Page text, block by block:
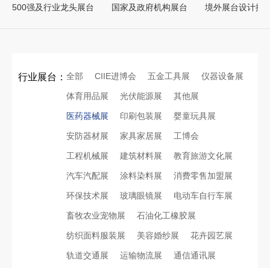
500强及行业龙头展台 国家及政府机构展台 境外展台设计搭
行业展台： 全部 CIIE进博会 五金工具展 仪器设备展
体育用品展 光伏能源展 其他展
医药器械展 印刷包装展 婴童玩具展
安防器材展 家具家居展 工博会
工程机械展 建筑材料展 教育旅游文化展
汽车汽配展 涂料染料展 消费零售加盟展
环保技术展 玻璃眼镜展 电动车自行车展
畜牧农业宠物展 石油化工橡胶展
纺织面料服装展 美容婚纱展 花卉园艺展
轨道交通展 运输物流展 通信通讯展